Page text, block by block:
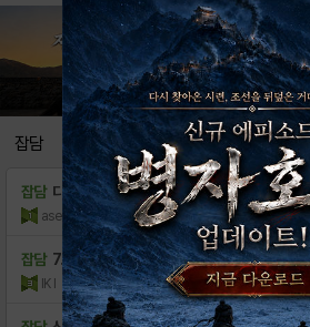
잡담
잡담 디지몬 마스터즈 매크로 팝니다
aseq231 조회수:194 | 26.07.08
잡담 7.14(업데이트)1대주 루체몬 서버 머시풀..
IK I 조회수:184 | 26.06.10